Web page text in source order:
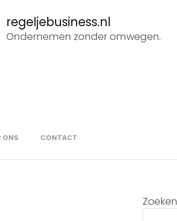
regeljebusiness.nl
Ondernemen zonder omwegen.
ONS CONTACT
Zoeken